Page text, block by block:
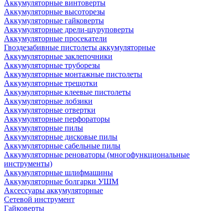
Аккумуляторные винтоверты
Аккумуляторные высоторезы
Аккумуляторные гайковерты
Аккумуляторные дрели-шуруповерты
Аккумуляторные просекатели
Гвоздезабивные пистолеты аккумуляторные
Аккумуляторные заклепочники
Аккумуляторные труборезы
Аккумуляторные монтажные пистолеты
Аккумуляторные трещотки
Аккумуляторные клеевые пистолеты
Аккумуляторные лобзики
Аккумуляторные отвертки
Аккумуляторные перфораторы
Аккумуляторные пилы
Аккумуляторные дисковые пилы
Аккумуляторные сабельные пилы
Аккумуляторные реноваторы (многофункциональные
инструменты)
Аккумуляторные шлифмашины
Аккумуляторные болгарки УШМ
Аксессуары аккумуляторные
Сетевой инструмент
Гайковерты